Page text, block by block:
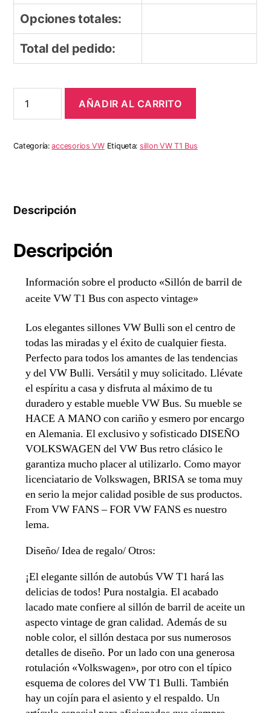
Opciones totales:
Total del pedido:
barril
aceite
aspecto
vintage
AÑADIR AL CARRITO
Categoría:accesorios VW Etiqueta: sillon VW T1 Bus
Descripción
Descripción
Información sobre el producto «Sillón de barril de
aceite VW T1 Bus con aspecto vintage»
Los elegantes sillones VW Bulli son el centro de
todas las miradas y el éxito de cualquier fiesta.
Perfecto para todos los amantes de las tendencias
y del VW Bulli. Versátil y muy solicitado. Llévate
el espíritu a casa y disfruta al máximo de tu
duradero y estable mueble VW Bus. Su mueble se
HACE A MANO con cariño y esmero por encargo
en Alemania. El exclusivo y sofisticado DISEÑO
VOLKSWAGEN del VW Bus retro clásico le
garantiza mucho placer al utilizarlo. Como mayor
licenciatario de Volkswagen, BRISA se toma muy
en serio la mejor calidad posible de sus productos.
From VW FANS – FOR VW FANS es nuestro
lema.
Diseño/ Idea de regalo/ Otros:
¡El elegante sillón de autobús VW T1 hará las
delicias de todos! Pura nostalgia. El acabado
lacado mate confiere al sillón de barril de aceite un
aspecto vintage de gran calidad. Además de su
noble color, el sillón destaca por sus numerosos
detalles de diseño. Por un lado con una generosa
rotulación «Volkswagen», por otro con el típico
esquema de colores del VW T1 Bulli. También
hay un cojín para el asiento y el respaldo. Un